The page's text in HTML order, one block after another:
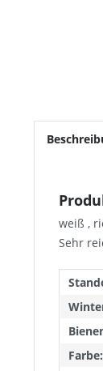
weiß ,
Sehr
Farbe: